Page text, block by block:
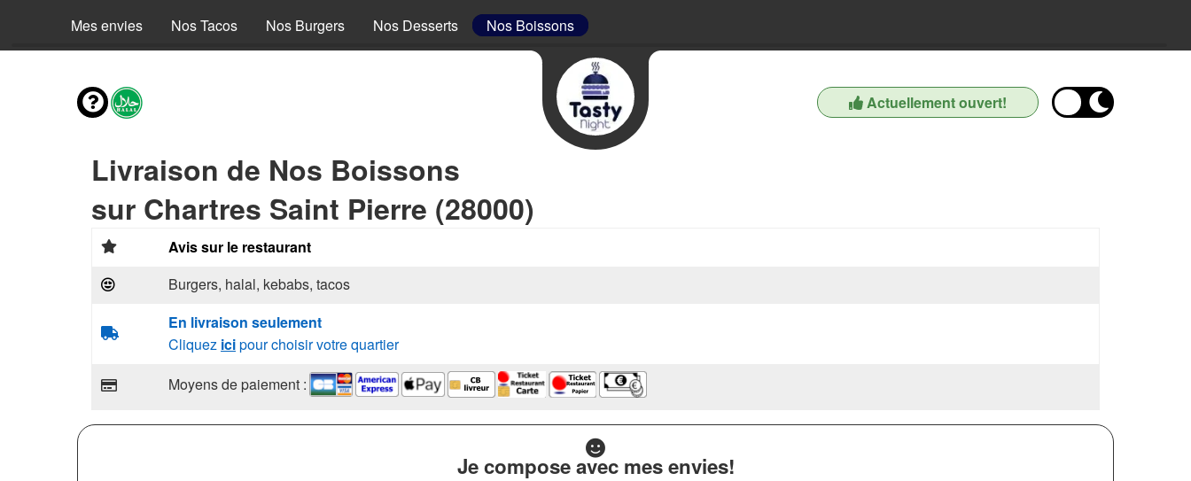
Mes envies Nos Tacos Nos Burgers Nos Desserts Nos Boissons
Actuellement ouvert!
Livraison de Nos Boissons
sur Chartres Saint Pierre (28000)
Avis sur le restaurant
Burgers, halal, kebabs, tacos
En livraison seulement
Cliquez icipour choisir votre quartier
Moyens de paiement :
Je compose avec mes envies!